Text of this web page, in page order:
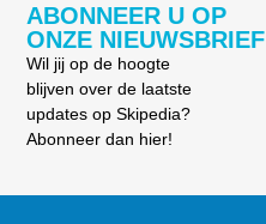
ABONNEER U OP
ONZE NIEUWSBRIEF
Wil jij op de hoogte
blijven over de laatste
updates op Skipedia?
Abonneer dan hier!